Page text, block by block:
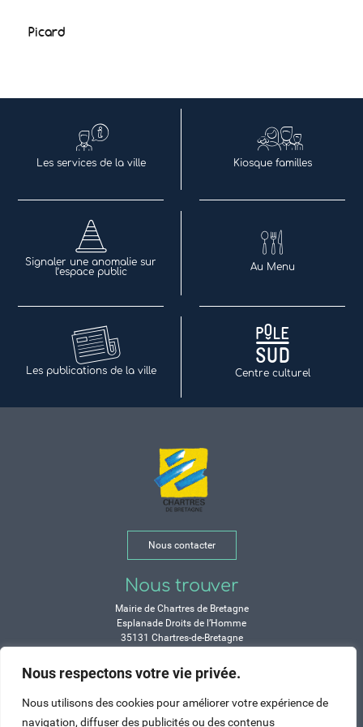
Nous respectons votre vie privée.
Nous utilisons des cookies pour améliorer votre expérience de
navigation, diffuser des publicités ou des contenus
Picard
Les services de la ville Kiosque familles
Signaler une anomalie sur
l’espace public
Au Menu
Les publications de la ville Centre culturel
Nous contacter
Nous trouver
Mairie de Chartres de Bretagne
Esplanade Droits de l’Homme
35131 Chartres-de-Bretagne
Horaires
Durant les congés d’été :